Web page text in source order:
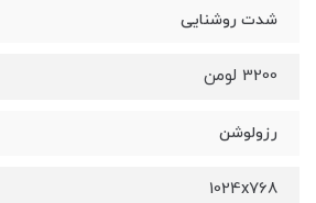
شدت روشنایی
3200 لومن
رزولوشن
1024x768